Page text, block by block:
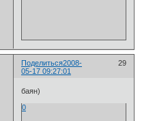
Поделиться 29
2008-
05-17 09:27:01
баян)
0